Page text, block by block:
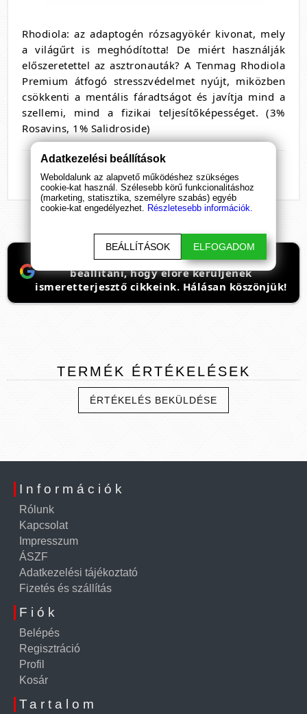
Rhodiola: az adaptogén rózsagyökér kivonat, mely
a világűrt is meghódította! De miért használják
előszeretettel az asztronauták? A Tenmag Rhodiola
Premium átfogó stresszvédelmet nyújt, miközben
csökkenti a mentális fáradtságot és javítja mind a
szellemi, mind a fizikai teljesítőképességet. (3%
Rosavins, 1% Salidroside)
Gyógynövény:
Aranygyökér (rhodiola rosea)
Ha támogatnád a munkánkat, itt tudod
beállítani, hogy előre kerüljenek
ismeretterjesztő cikkeink. Hálásan köszönjük!
TERMÉK ÉRTÉKELÉSEK
ÉRTÉKELÉS BEKÜLDÉSE
Információk
Rólunk
Kapcsolat
Impresszum
ÁSZF
Adatkezelési tájékoztató
Fizetés és szállítás
Fiók
Belépés
Regisztráció
Profil
Kosár
Tartalom
Adatkezelési beállítások
Weboldalunk az alapvető működéshez szükséges
cookie-kat használ. Szélesebb körű funkcionalitáshoz
(marketing, statisztika, személyre szabás) egyéb
cookie-kat engedélyezhet. Részletesebb információk.
BEÁLLÍTÁSOK ELFOGADOM